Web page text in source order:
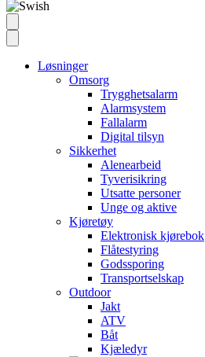
Løsninger
Omsorg
Trygghetsalarm
Alarmsystem
Fallalarm
Digital tilsyn
Sikkerhet
Alenearbeid
Tyverisikring
Utsatte personer
Unge og aktive
Kjøretøy
Elektronisk kjørebok
Flåtestyring
Godssporing
Transportselskap
Outdoor
Jakt
ATV
Båt
Kjæledyr